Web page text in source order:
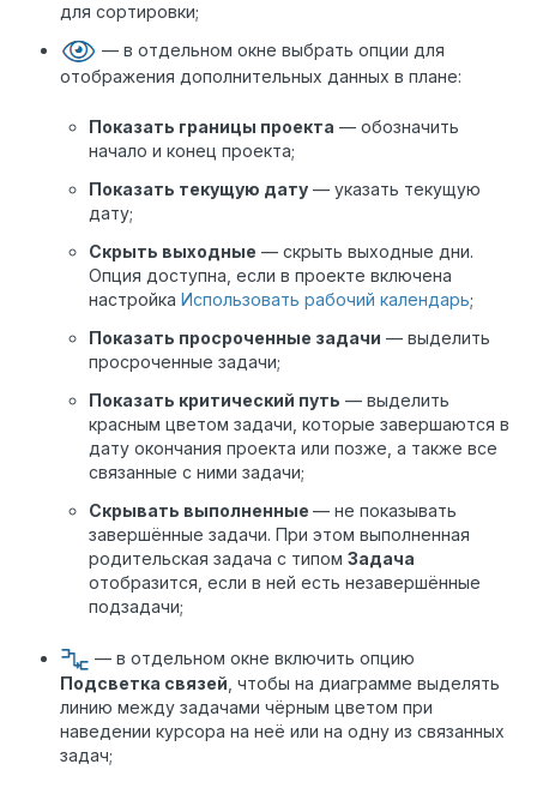
для сортировки;
— в отдельном окне выбрать опции для
отображения дополнительных данных в плане:
Показать границы проекта — обозначить
начало и конец проекта;
Показать текущую дату — указать текущую
дату;
Скрыть выходные — скрыть выходные дни.
Опция доступна, если в проекте включена
настройка Использовать рабочий календарь;
Показать просроченные задачи — выделить
просроченные задачи;
Показать критический путь — выделить
красным цветом задачи, которые завершаются в
дату окончания проекта или позже, а также все
связанные с ними задачи;
Скрывать выполненные — не показывать
завершённые задачи. При этом выполненная
родительская задача с типом Задача
отобразится, если в ней есть незавершённые
подзадачи;
— в отдельном окне включить опцию
Подсветка связей , чтобы на диаграмме выделять
линию между задачами чёрным цветом при
наведении курсора на неё или на одну из связанных
задач;